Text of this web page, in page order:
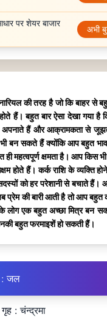
पर शेयर बाजार
अभी
की तरह है जो कि बाहर से
हैं। बहुत बार ऐसा देखा गया है
अपनाते हैं और आक्रामकता से
बन सकते हैं क्योंकि आप बहुत
महत्वपूर्ण क्षमता है। आप किस
होते हैं। कर्क राशि के व्यक्ति
को हर परेशानी से बचाते हैं।
प्रेम की बारी आती है तो आप
के लोग एक बहुत अच्छा मित्र बन
बहुत फरमाइशें हो सकती हैं।
: जल
गृह : चंन्द्रमा